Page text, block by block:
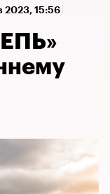
2023, 15:56